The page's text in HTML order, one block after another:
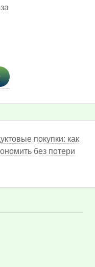
покупки: как
без потери